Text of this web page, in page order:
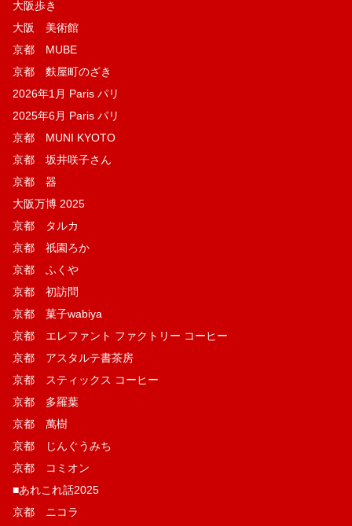
大阪歩き
大阪 美術館
京都 MUBE
京都 麩屋町のざき
2026年1月 Paris パリ
2025年6月 Paris パリ
京都 MUNI KYOTO
京都 坂井咲子さん
京都 器
大阪万博 2025
京都 タルカ
京都 祇園ろか
京都 ふくや
京都 初訪問
京都 菓子wabiya
京都 エレファント ファクトリー コーヒー
京都 アスタルテ書茶房
京都 スティックス コーヒー
京都 多羅葉
京都 萬樹
京都 じんぐうみち
京都 コミオン
■あれこれ話2025
京都 ニコラ